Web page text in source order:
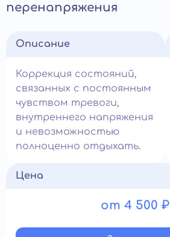
перенапряжения
Описание
Коррекция состояний,
связанных с постоянным
чувством тревоги,
внутреннего напряжения
и невозможностью
полноценно отдыхать.
Цена
от 4 500 ₽